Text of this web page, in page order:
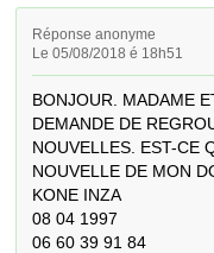
Réponse anonyme
Le 05/08/2018 é 18h51
BONJOUR. MADAME
DEMANDE DE
NOUVELLES. EST-CE
NOUVELLE DE MON
KONE INZA
08 04 1997
06 60 39 91 84